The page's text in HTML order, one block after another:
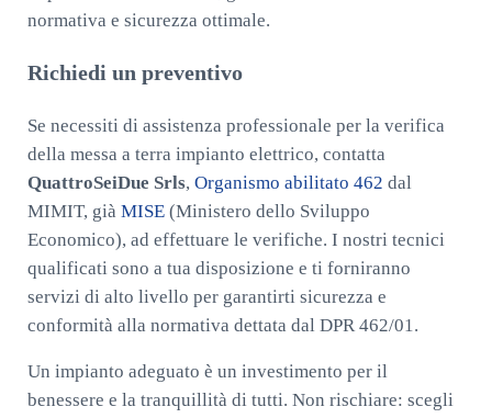
normativa e sicurezza ottimale.
Richiedi un preventivo
Se necessiti di assistenza professionale per la verifica
della messa a terra impianto elettrico, contatta
QuattroSeiDue Srls, Organismo abilitato 462 dal
MIMIT, già MISE(Ministero dello Sviluppo
Economico), ad effettuare le verifiche. I nostri tecnici
qualificati sono a tua disposizione e ti forniranno
servizi di alto livello per garantirti sicurezza e
conformità alla normativa dettata dal DPR 462/01.
Un impianto adeguato è un investimento per il
benessere e la tranquillità di tutti. Non rischiare: scegli